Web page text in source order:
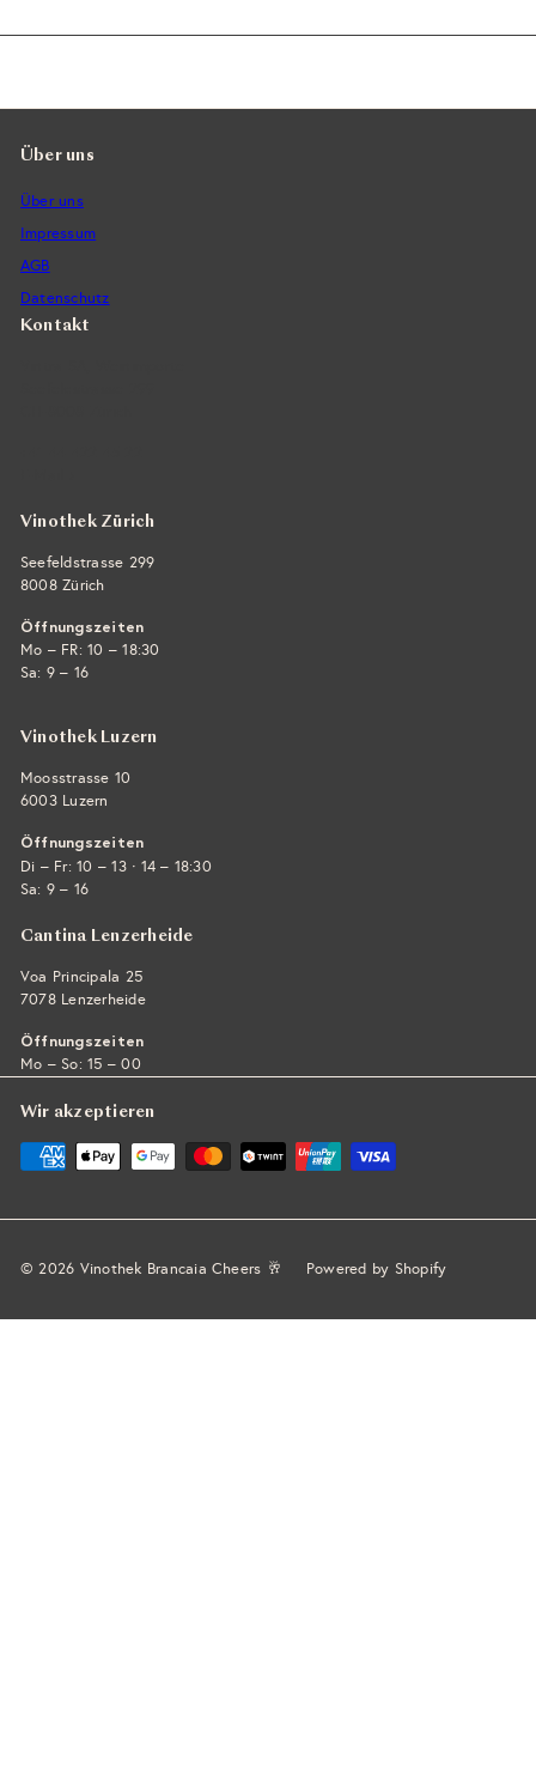
s
e
Über uns
Über uns
Impressum
AGB
Datenschutz
Kontakt
Vinothek Zürich
Seefeldstrasse 299
8008 Zürich
Öffnungszeiten
Mo – FR: 10 – 18:30
Sa: 9 – 16
Vinothek Luzern
Moosstrasse 10
6003 Luzern
Öffnungszeiten
Di – Fr: 10 – 13 · 14 – 18:30
Sa: 9 – 16
Cantina Lenzerheide
Voa Principala 25
7078 Lenzerheide
Öffnungszeiten
Mo – So: 15 – 00
Wir akzeptieren
© 2026 Vinothek Brancaia Cheers 🥂 Powered by Shopify